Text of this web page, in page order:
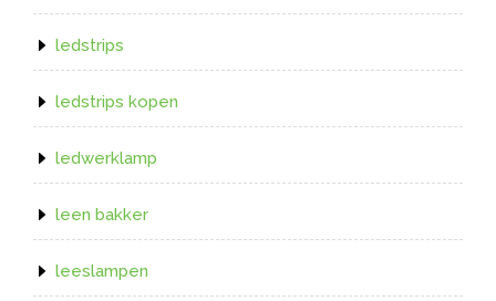
ledstrips
ledstrips kopen
ledwerklamp
leen bakker
leeslampen